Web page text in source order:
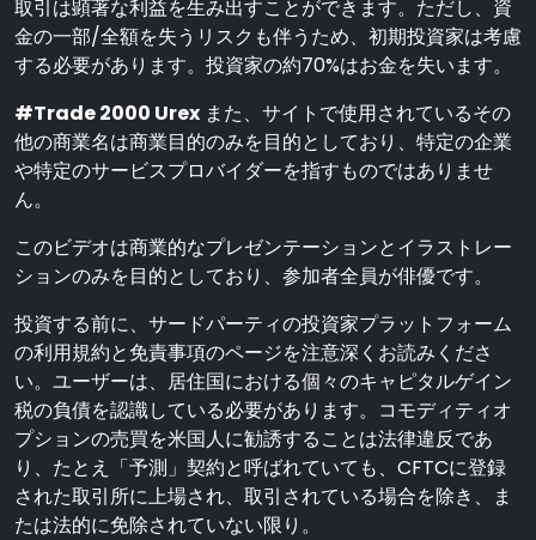
取引は顕著な利益を生み出すことができます。ただし、資
金の一部/全額を失うリスクも伴うため、初期投資家は考慮
する必要があります。投資家の約70%はお金を失います。
#Trade 2000 Urex また、サイトで使用されているその
他の商業名は商業目的のみを目的としており、特定の企業
や特定のサービスプロバイダーを指すものではありませ
ん。
このビデオは商業的なプレゼンテーションとイラストレー
ションのみを目的としており、参加者全員が俳優です。
投資する前に、サードパーティの投資家プラットフォーム
の利用規約と免責事項のページを注意深くお読みくださ
い。ユーザーは、居住国における個々のキャピタルゲイン
税の負債を認識している必要があります。コモディティオ
プションの売買を米国人に勧誘することは法律違反であ
り、たとえ「予測」契約と呼ばれていても、CFTCに登録
された取引所に上場され、取引されている場合を除き、ま
たは法的に免除されていない限り。